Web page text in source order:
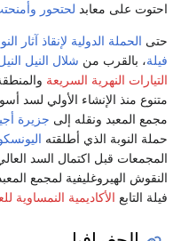
احتوت على معابد لحتحور
حتى الحملة الدولية لإنقاذ آثار
فيلة، بالقرب من شلال النيل
التيارات النهرية السريعة
متنوع منذ الإنشاء الأولي لسد
مجمع المعبد ونقله إلى جزيرة
حملة النوبة الذي أطلقته
المجمعات قبل اكتمال السد العالي
النقوش الهيروغليفية لمجمع
فيلة التابع الأكاديمية النمساوية